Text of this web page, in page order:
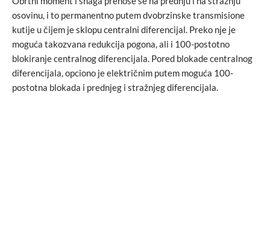
osovinu, i to permanentno putem dvobrzinske transmisione
kutije u čijem je sklopu centralni diferencijal. Preko nje je
moguća takozvana redukcija pogona, ali i 100-postotno
blokiranje centralnog diferencijala. Pored blokade centralnog
diferencijala, opciono je električnim putem moguća 100-
postotna blokada i prednjeg i stražnjeg diferencijala.